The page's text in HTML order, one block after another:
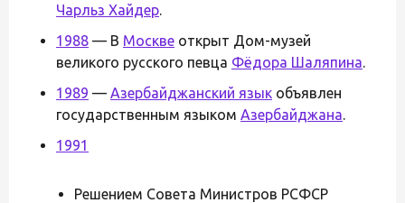
Чарльз Хайдер.
1988 — В Москве открыт Дом-музей
великого русского певца Фёдора Шаляпина.
1989 — Азербайджанский язык объявлен
государственным языком Азербайджана.
1991
Решением Совета Министров РСФСР